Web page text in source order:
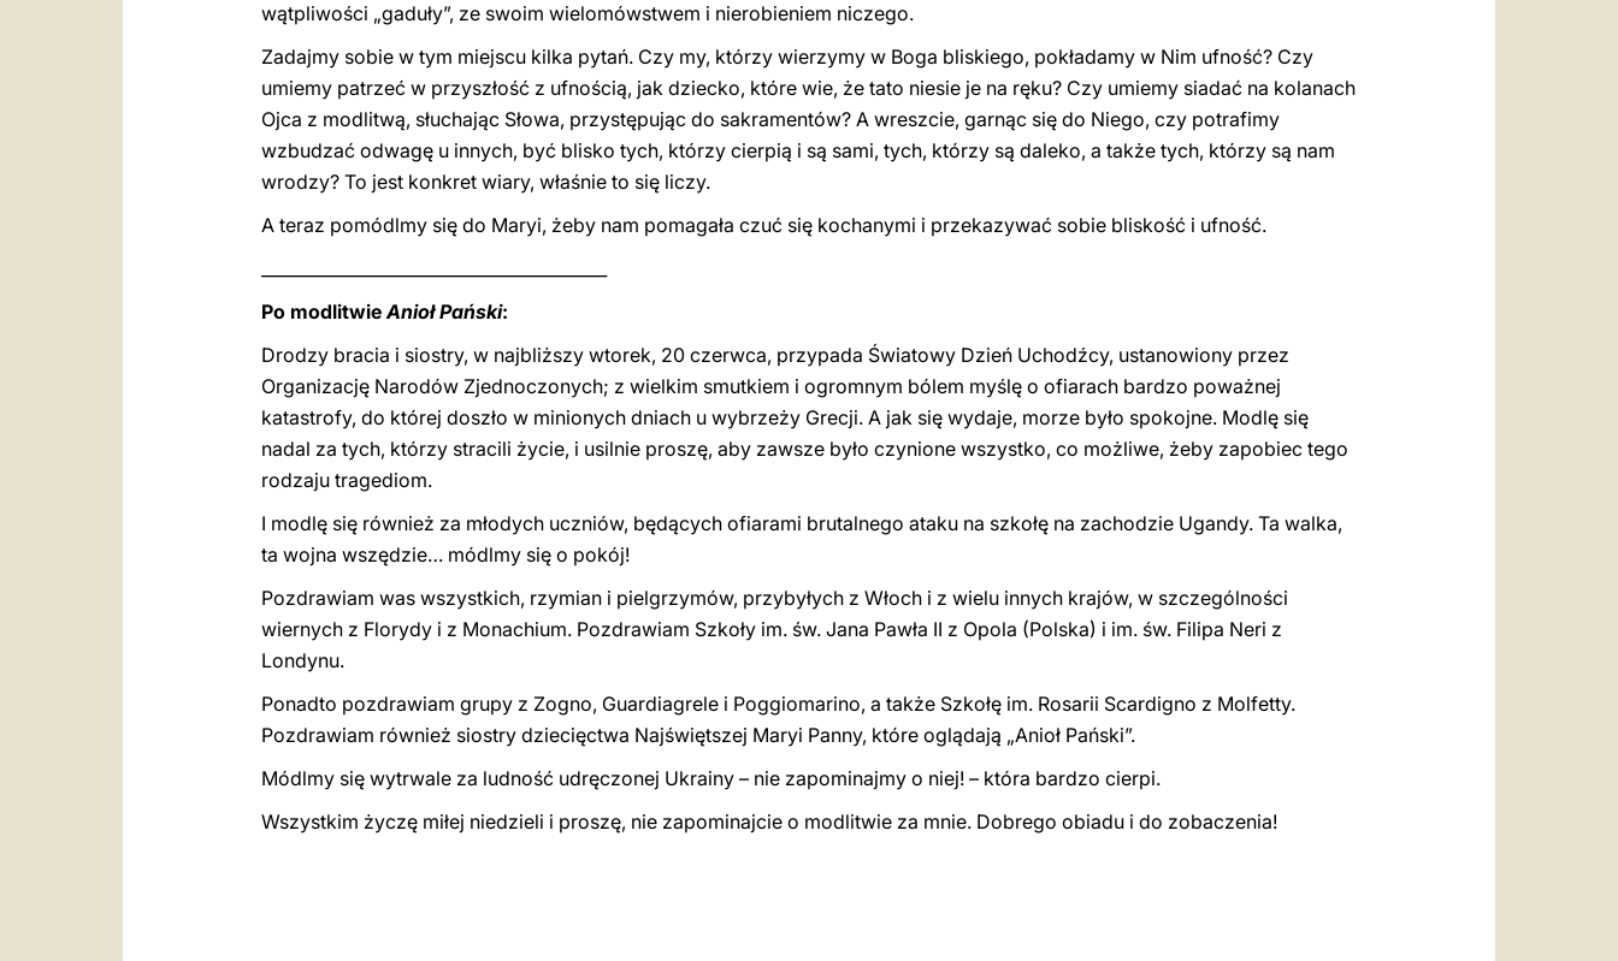
wątpliwości „gaduły”, ze swoim wielomówstwem i nierobieniem niczego.
Zadajmy sobie w tym miejscu kilka pytań. Czy my, którzy wierzymy w Boga bliskiego, pokładamy w Nim ufność? Czy
umiemy patrzeć w przyszłość z ufnością, jak dziecko, które wie, że tato niesie je na ręku? Czy umiemy siadać na kolanach
Ojca z modlitwą, słuchając Słowa, przystępując do sakramentów? A wreszcie, garnąc się do Niego, czy potrafimy
wzbudzać odwagę u innych, być blisko tych, którzy cierpią i są sami, tych, którzy są daleko, a także tych, którzy są nam
wrodzy? To jest konkret wiary, właśnie to się liczy.
A teraz pomódlmy się do Maryi, żeby nam pomagała czuć się kochanymi i przekazywać sobie bliskość i ufność.
Po modlitwieAnioł Pański:
Drodzy bracia i siostry, w najbliższy wtorek, 20 czerwca, przypada Światowy Dzień Uchodźcy, ustanowiony przez
Organizację Narodów Zjednoczonych; z wielkim smutkiem i ogromnym bólem myślę o ofiarach bardzo poważnej
katastrofy, do której doszło w minionych dniach u wybrzeży Grecji. A jak się wydaje, morze było spokojne. Modlę się
nadal za tych, którzy stracili życie, i usilnie proszę, aby zawsze było czynione wszystko, co możliwe, żeby zapobiec tego
rodzaju tragediom.
I modlę się również za młodych uczniów, będących ofiarami brutalnego ataku na szkołę na zachodzie Ugandy. Ta walka,
ta wojna wszędzie… módlmy się o pokój!
Pozdrawiam was wszystkich, rzymian i pielgrzymów, przybyłych z Włoch i z wielu innych krajów, w szczególności
wiernych z Florydy i z Monachium. Pozdrawiam Szkoły im. św. Jana Pawła II z Opola (Polska) i im. św. Filipa Neri z
Londynu.
Ponadto pozdrawiam grupy z Zogno, Guardiagrele i Poggiomarino, a także Szkołę im. Rosarii Scardigno z Molfetty.
Pozdrawiam również siostry dziecięctwa Najświętszej Maryi Panny, które oglądają „Anioł Pański”.
Módlmy się wytrwale za ludność udręczonej Ukrainy – nie zapominajmy o niej! – która bardzo cierpi.
Wszystkim życzę miłej niedzieli i proszę, nie zapominajcie o modlitwie za mnie. Dobrego obiadu i do zobaczenia!